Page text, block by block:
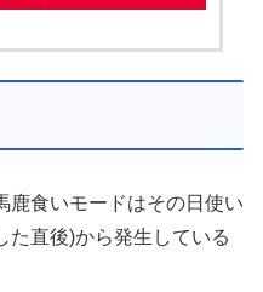
鹿食いモードはその日使い
た直後)から発生している